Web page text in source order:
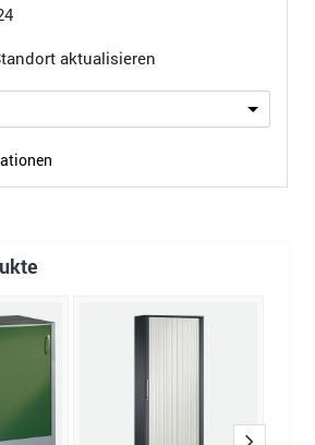
aktualisieren